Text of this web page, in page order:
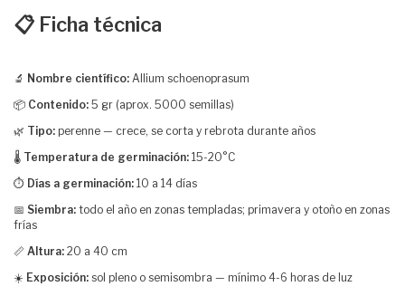
📋 Ficha técnica
🔬 Nombre científico: Allium schoenoprasum
📦 Contenido: 5 gr (aprox. 5000 semillas)
🌿 Tipo: perenne — crece, se corta y rebrota durante años
🌡️ Temperatura de germinación: 15-20°C
⏱️ Días a germinación: 10 a 14 días
📅 Siembra: todo el año en zonas templadas; primavera y otoño en zonas
frías
📏 Altura: 20 a 40 cm
☀️ Exposición: sol pleno o semisombra — mínimo 4-6 horas de luz